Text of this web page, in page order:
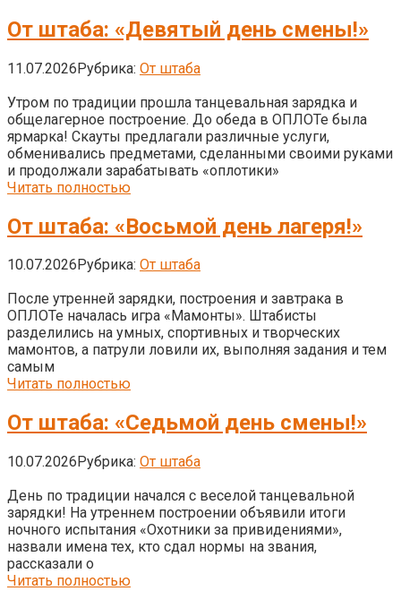
От штаба: «Девятый день смены!»
11.07.2026Рубрика: От штаба
Утром по традиции прошла танцевальная зарядка и
общелагерное построение. До обеда в ОПЛОТе была
ярмарка! Скауты предлагали различные услуги,
обменивались предметами, сделанными своими руками
и продолжали зарабатывать «оплотики»
Читать полностью
От штаба: «Восьмой день лагеря!»
10.07.2026 Рубрика: От штаба
После утренней зарядки, построения и завтрака в
ОПЛОТе началась игра «Мамонты». Штабисты
разделились на умных, спортивных и творческих
мамонтов, а патрули ловили их, выполняя задания и тем
самым
Читать полностью
От штаба: «Седьмой день смены!»
10.07.2026 Рубрика: От штаба
День по традиции начался с веселой танцевальной
зарядки! На утреннем построении объявили итоги
ночного испытания «Охотники за привидениями»,
назвали имена тех, кто сдал нормы на звания,
рассказали о
Читать полностью